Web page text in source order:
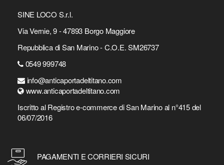
SINE LOCO S.r.l.
Via Vernie, 9 - 47893 Borgo Maggiore
Repubblica di San Marino - C.O.E. SM26737
0549 999748
info@anticaportadeltitano.com
www.anticaportadeltitano.com
Iscritto al Registro e-commerce di San Marino al n°415 del
06/07/2016
PAGAMENTI E CORRIERI SICURI